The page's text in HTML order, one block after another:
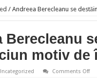
/ Andreea Berecleanu se
Berecleanu
motiv de
Comments Offon